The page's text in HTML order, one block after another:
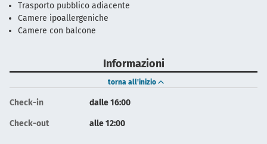
Trasporto pubblico adiacente
Camere ipoallergeniche
Camere con balcone
Informazioni
torna all'inizio
Check-in dalle 16:00
Check-out alle 12:00